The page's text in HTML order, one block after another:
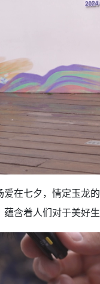
在七夕，情定玉龙
含着人们对于美好